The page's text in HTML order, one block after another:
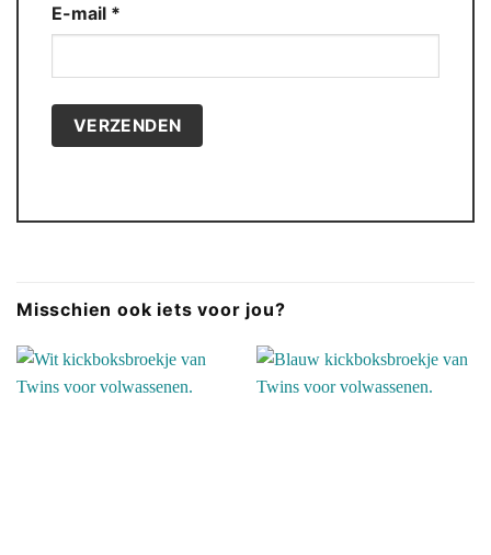
E-mail *
Misschien ook iets voor jou?